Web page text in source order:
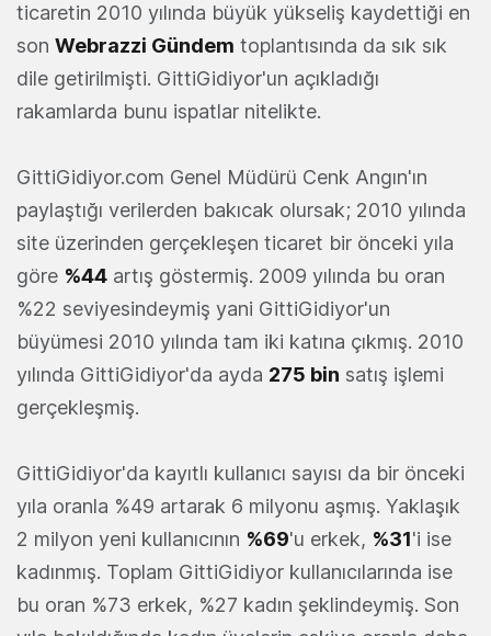
ticaretin 2010 yılında büyük yükseliş kaydettiği en
son Webrazzi Gündem toplantısında da sık sık
dile getirilmişti. GittiGidiyor'un açıkladığı
rakamlarda bunu ispatlar nitelikte.
GittiGidiyor.com Genel Müdürü Cenk Angın'ın
paylaştığı verilerden bakıcak olursak; 2010 yılında
site üzerinden gerçekleşen ticaret bir önceki yıla
göre %44 artış göstermiş. 2009 yılında bu oran
%22 seviyesindeymiş yani GittiGidiyor'un
büyümesi 2010 yılında tam iki katına çıkmış. 2010
yılında GittiGidiyor'da ayda 275 bin satış işlemi
gerçekleşmiş.
GittiGidiyor'da kayıtlı kullanıcı sayısı da bir önceki
yıla oranla %49 artarak 6 milyonu aşmış. Yaklaşık
2 milyon yeni kullanıcının %69'u erkek, %31'i ise
kadınmış. Toplam GittiGidiyor kullanıcılarında ise
bu oran %73 erkek, %27 kadın şeklindeymiş. Son